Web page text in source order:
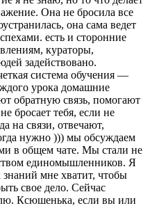
Она не бросила все
она сама ведет
есть и сторонние
кураторы,
задействовано.
система обучения —
урока домашние
обратную связь, помогают
бросает тебя, если не
на связи, отвечают,
нужно ))) мы обсуждаем
в общем чате. Мы стали не
единомышленников. Я
мне хватит, чтобы
свое дело. Сейчас
Ксюшенька, если вы или